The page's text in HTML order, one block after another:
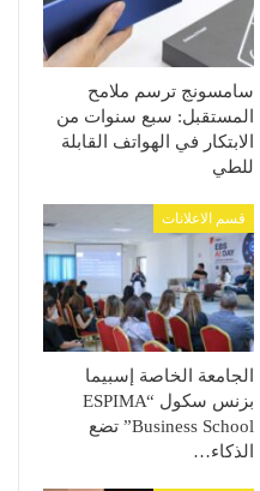
سامسونج ترسم ملامح
المستقبل: سبع سنوات من
الابتكار في الهواتف القابلة
للطي
قسم الاعلانات
الجامعة الخاصة إسبيما
بزنس سكول “ESPIMA
Business School” تضع
الذكاء…